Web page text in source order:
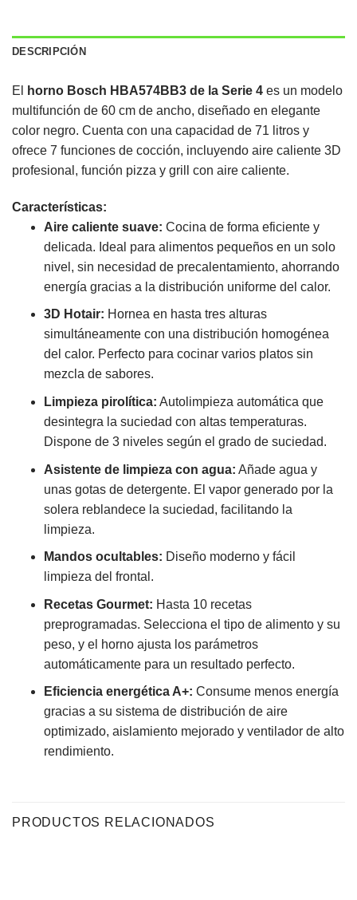
DESCRIPCIÓN
El horno Bosch HBA574BB3 de la Serie 4 es un modelo
multifunción de 60 cm de ancho, diseñado en elegante
color negro. Cuenta con una capacidad de 71 litros y
ofrece 7 funciones de cocción, incluyendo aire caliente 3D
profesional, función pizza y grill con aire caliente.
Características:
Aire caliente suave: Cocina de forma eficiente y
delicada. Ideal para alimentos pequeños en un solo
nivel, sin necesidad de precalentamiento, ahorrando
energía gracias a la distribución uniforme del calor.
3D Hotair: Hornea en hasta tres alturas
simultáneamente con una distribución homogénea
del calor. Perfecto para cocinar varios platos sin
mezcla de sabores.
Limpieza pirolítica: Autolimpieza automática que
desintegra la suciedad con altas temperaturas.
Dispone de 3 niveles según el grado de suciedad.
Asistente de limpieza con agua: Añade agua y
unas gotas de detergente. El vapor generado por la
solera reblandece la suciedad, facilitando la
limpieza.
Mandos ocultables: Diseño moderno y fácil
limpieza del frontal.
Recetas Gourmet: Hasta 10 recetas
preprogramadas. Selecciona el tipo de alimento y su
peso, y el horno ajusta los parámetros
automáticamente para un resultado perfecto.
Eficiencia energética A+: Consume menos energía
gracias a su sistema de distribución de aire
optimizado, aislamiento mejorado y ventilador de alto
rendimiento.
PRODUCTOS RELACIONADOS